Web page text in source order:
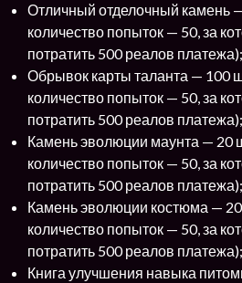
Отличный отделочный камень
количество попыток — 50, за
потратить 500 реалов платежа);
Обрывок карты таланта — 100
количество попыток — 50, за
потратить 500 реалов платежа);
Камень эволюции маунта — 20
количество попыток — 50, за
потратить 500 реалов платежа);
Камень эволюции костюма —
количество попыток — 50, за
потратить 500 реалов платежа);
Книга улучшения навыка